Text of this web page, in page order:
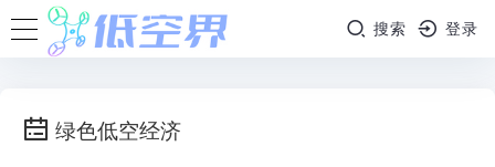
搜索 登录
绿色低空经济